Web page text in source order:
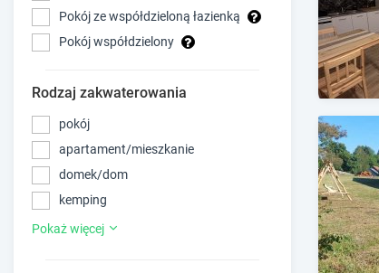
Pokój ze współdzieloną łazienką
Pokój współdzielony
Rodzaj zakwaterowania
pokój
apartament/mieszkanie
domek/dom
kemping
Pokaż więcej